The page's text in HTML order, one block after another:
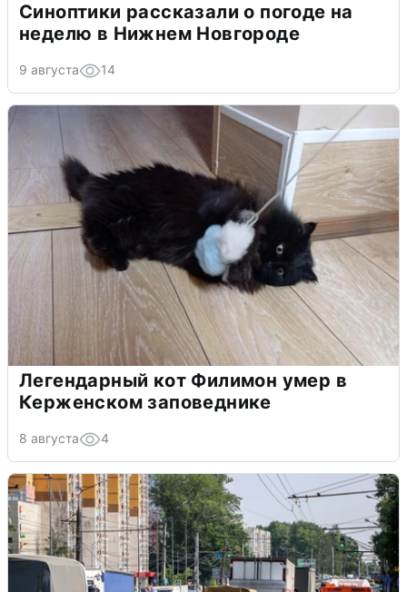
Синоптики рассказали о погоде на
неделю в Нижнем Новгороде
9 августа 14
Легендарный кот Филимон умер в
Керженском заповеднике
8 августа 4